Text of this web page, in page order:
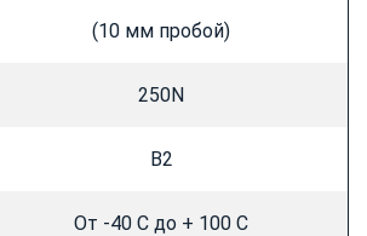
(10 мм пробой)
250N
В2
От -40 С до + 100 С